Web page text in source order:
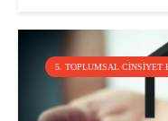
5. TOPLUMSAL CINSIYET